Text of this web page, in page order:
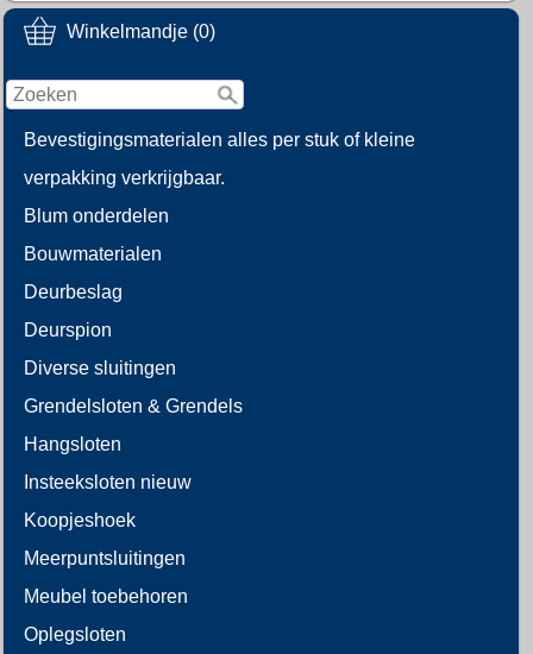
Winkelmandje (0)
Bevestigingsmaterialen alles per stuk of kleine
verpakking verkrijgbaar.
Blum onderdelen
Bouwmaterialen
Deurbeslag
Deurspion
Diverse sluitingen
Grendelsloten & Grendels
Hangsloten
Insteeksloten nieuw
Koopjeshoek
Meerpuntsluitingen
Meubel toebehoren
Oplegsloten